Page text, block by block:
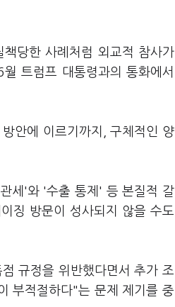
당한 사례처럼 외교적 참사가
트럼프 대통령과의 통화에서
안에 이르기까지, 구체적인 양
세'와 '수출 통제' 등 본질적 갈
징 방문이 성사되지 않을 수도
규정을 위반했다면서 추가 조
부적절하다"는 문제 제기를 중